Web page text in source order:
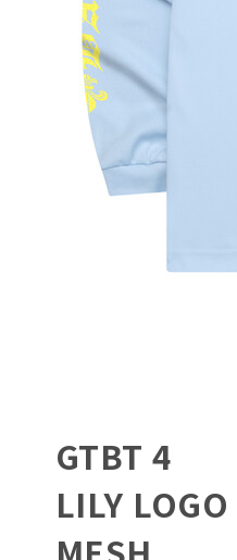
GTBT 4
LILY LOGO